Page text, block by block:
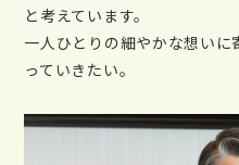
と考えています。
一人ひとりの細やかな想い
っていきたい。